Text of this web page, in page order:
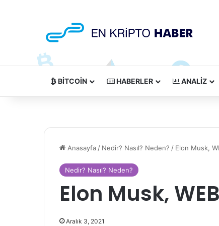
BITCOIN HABERLER ANALIZ
Anasayfa / Nedir? Nasıl? Neden? / Elon Musk,
Nedir? Nasıl? Neden?
Elon Musk,
Aralık 3, 2021